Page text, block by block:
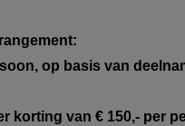
op basis van
korting van € 150,- per